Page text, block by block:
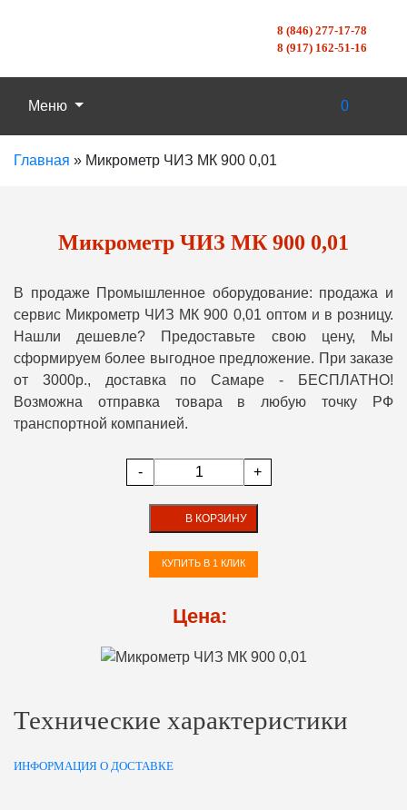
8 (846) 277-17-78
8 (917) 162-51-16
Меню 0
Главная » Микрометр ЧИЗ МК 900 0,01
Микрометр ЧИЗ МК 900 0,01
В продаже Промышленное оборудование: продажа и
сервис Микрометр ЧИЗ МК 900 0,01 оптом и в розницу.
Нашли дешевле? Предоставьте свою цену, Мы
сформируем более выгодное предложение. При заказе
от 3000р., доставка по Самаре - БЕСПЛАТНО!
Возможна отправка товара в любую точку РФ
транспортной компанией.
- +
В КОРЗИНУ
КУПИТЬ В 1 КЛИК
Цена:
Технические характеристики
ИНФОРМАЦИЯ О ДОСТАВКЕ